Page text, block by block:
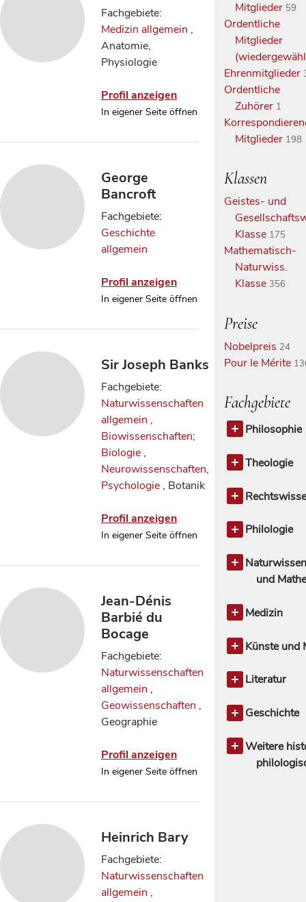
Fachgebiete:
Medizin allgemein ,
Anatomie,
Physiologie
Profil anzeigen
In eigener Seite öffnen
George
Bancroft
Fachgebiete:
Geschichte
allgemein
Profil anzeigen
In eigener Seite öffnen
Sir Joseph Banks
Fachgebiete:
Naturwissenschaften
allgemein ,
Biowissenschaften;
Biologie ,
Neurowissenschaften,
Psychologie , Botanik
Profil anzeigen
In eigener Seite öffnen
Jean-Dénis
Barbié du
Bocage
Fachgebiete:
Naturwissenschaften
allgemein ,
Geowissenschaften ,
Geographie
Profil anzeigen
In eigener Seite öffnen
Heinrich Bary
Fachgebiete:
Naturwissenschaften
allgemein ,
Mitglieder 59
Ordentliche
Mitglieder
Ehrenmitglieder
Ordentliche
Zuhörer 1
Mitglieder 198
Klassen
Geistes- und
Klasse 175
Mathematisch-
Naturwiss.
Klasse 356
Preise
Nobelpreis 24
Pour le Mérite
Fachgebiete
Philosophie
Theologie
allgemein
Zivilrecht1
Philologie
Klassische
Linguistik,
und
allgemein
Biologie9
Medizin
Künste und
allgemein
Literatur
Geschichte
Archäologie
Geschichte
Weitere